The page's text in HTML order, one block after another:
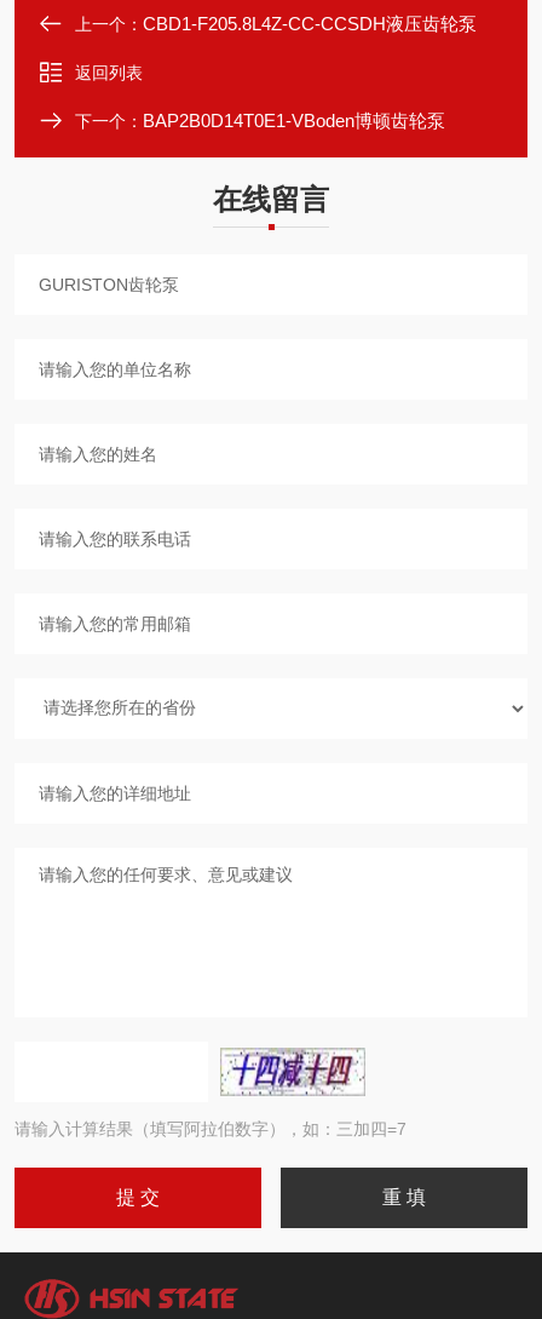
上一个： CBD1-F205.8L4Z-CC-CCSDH液压齿轮泵
返回列表
下一个： BAP2B0D14T0E1-VBoden博顿齿轮泵
在线留言
请输入计算结果（填写阿拉伯数字），如：三加四=7